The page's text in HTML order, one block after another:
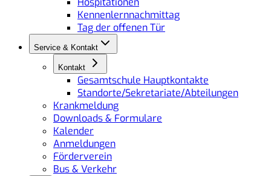
Kennenlernnachmittag
Tag der offenen Tür
Service & Kontakt
Kontakt
Gesamtschule Hauptkontakte
Standorte/Sekretariate/Abteilungen
Krankmeldung
Downloads & Formulare
Kalender
Anmeldungen
Förderverein
Bus & Verkehr